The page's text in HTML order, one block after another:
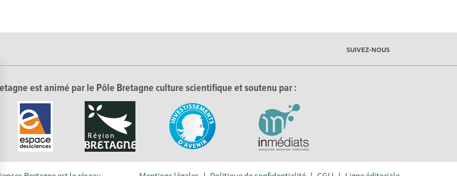
SUIVEZ-NOUS
est animé par le Pôle Bretagne culture scientifique et soutenu par :